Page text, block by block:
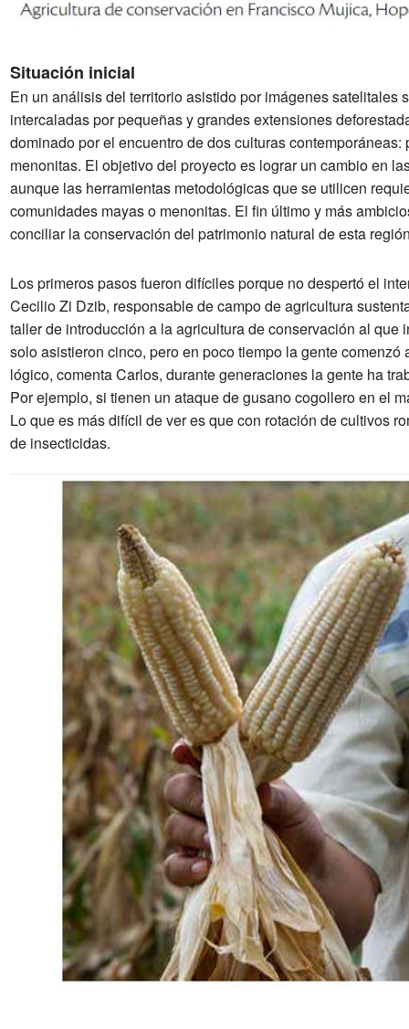
Situación inicial
En un análisis del territorio asistido por imágenes satelitales
intercaladas por pequeñas y grandes extensiones
dominado por el encuentro de dos culturas
menonitas. El objetivo del proyecto es lograr un cambio en
aunque las herramientas metodológicas que se utilicen
comunidades mayas o menonitas. El fin último y más
conciliar la conservación del patrimonio natural de esta
Los primeros pasos fueron difíciles porque no despertó el
Cecilio Zi Dzib, responsable de campo de agricultura
taller de introducción a la agricultura de conservación al
solo asistieron cinco, pero en poco tiempo la gente
lógico, comenta Carlos, durante generaciones la gente ha
Por ejemplo, si tienen un ataque de gusano cogollero en el
Lo que es más difícil de ver es que con rotación de cultivos
de insecticidas.